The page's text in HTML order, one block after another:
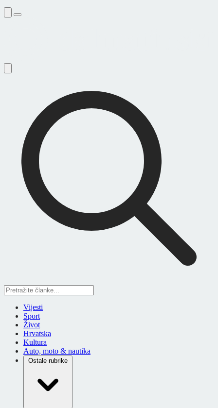
Vijesti
Sport
Život
Hrvatska
Kultura
Auto, moto & nautika
Ostale rubrike